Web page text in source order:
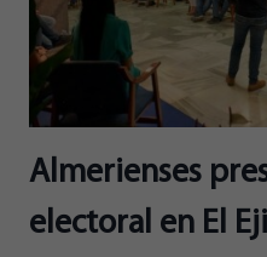
CHESTER
ESRADIO
Almerienses
electoral en El